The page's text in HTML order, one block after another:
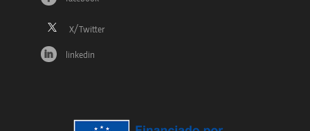
linkedin